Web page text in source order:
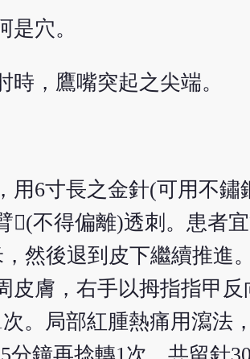
穴。
時，鷹嘴突起之尖端。
用6寸長之金針(可用不
(不得偏離)透刺。患者
，然後退到皮下繼續推
皮膚，右手以拇指指甲
。局部紅腫熱痛用瀉法